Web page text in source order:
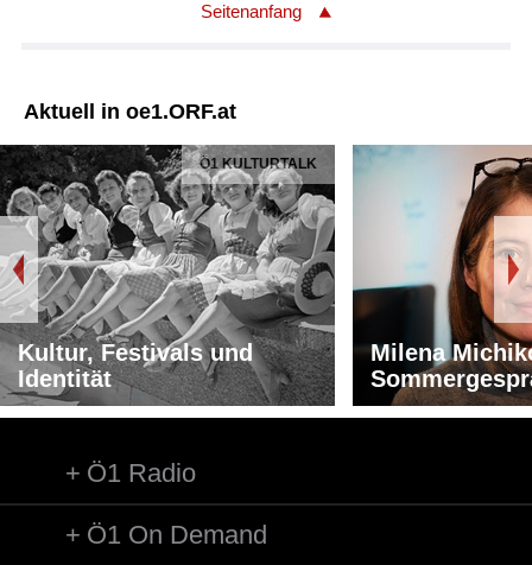
Seitenanfang
Aktuell in oe1.ORF.at
Ö1 KULTURTALK
Kultur, Festivals und
Identität
Milena
Ö1 Radio
Ö1 On Demand